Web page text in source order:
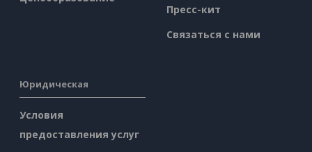
Пресс-кит
Связаться с нами
Юридическая
Условия
предоставления услуг